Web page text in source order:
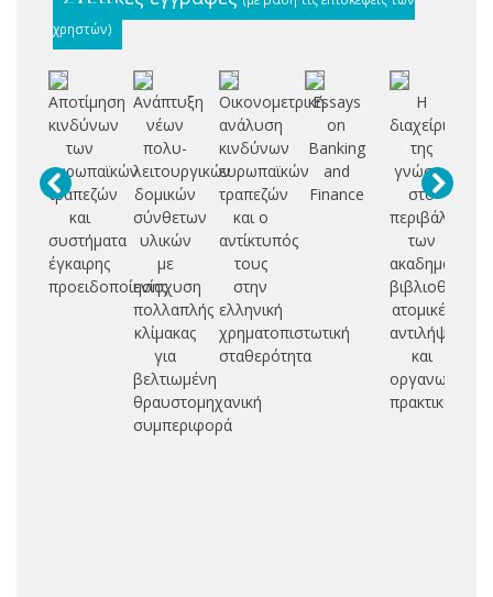
χρηστών)
Αποτίμηση
κινδύνων
των
ευρωπαϊκών
τραπεζών
και
συστήματα
έγκαιρης
προειδοποίησης
Ανάπτυξη
νέων
πολυ-
λειτουργικών
δομικών
σύνθετων
υλικών
με
ενίσχυση
πολλαπλής
κλίμακας
για
βελτιωμένη
θραυστομηχανική
συμπεριφορά
Οικονομετρική
ανάλυση
κινδύνων
ευρωπαϊκών
τραπεζών
και ο
αντίκτυπός
τους
στην
ελληνική
χρηματοπιστωτική
σταθερότητα
Essays
on
Banking
and
Finance
Η
διαχείριση
της
γνώσης
στο
περιβάλλον
των
ακαδημαϊκών
βιβλιοθηκών:
ατομικές
αντιλήψεις
και
οργανωσιακές
πρακτικές